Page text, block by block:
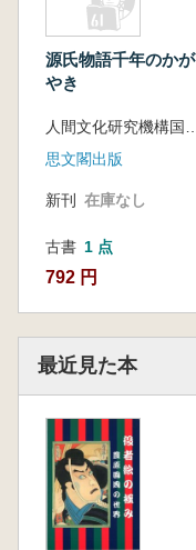
源氏物語千年のかが
やき
思文閣出版
新刊 在庫なし
古書 1 点
792 円
最近見た本